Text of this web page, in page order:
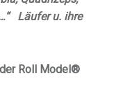
Läufer u. ihre
Roll Model®